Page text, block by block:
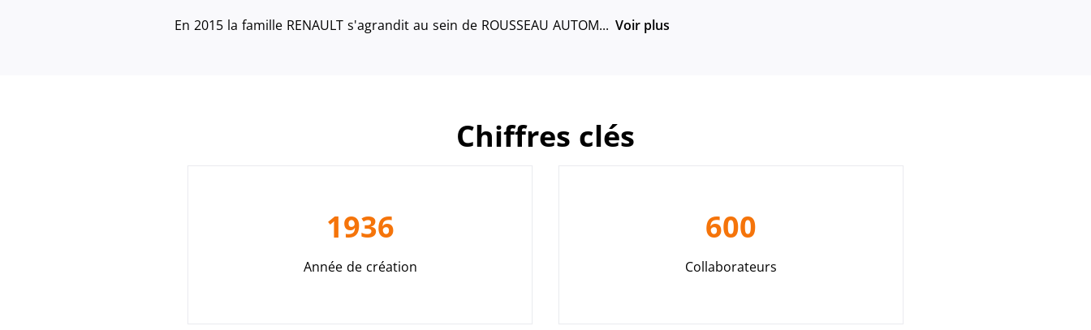
En 2015 la famille RENAULT s'agrandit au sein de ROUSSEAU AUTOM... Voir plus
Chiffres clés
1936
Année de création
600
Collaborateurs